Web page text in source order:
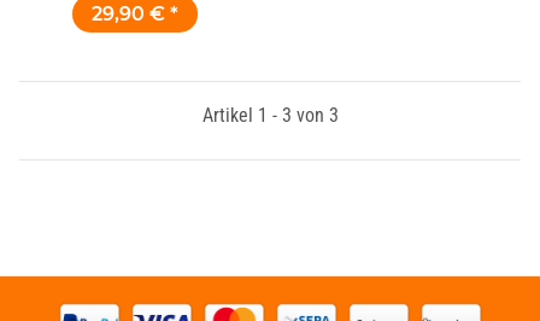
29,90 € *
Artikel 1 - 3 von 3